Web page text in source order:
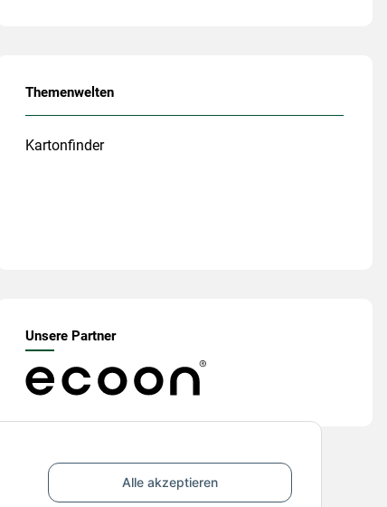
Alle akzeptieren
Themenwelten
Kartonfinder
Unsere Partner